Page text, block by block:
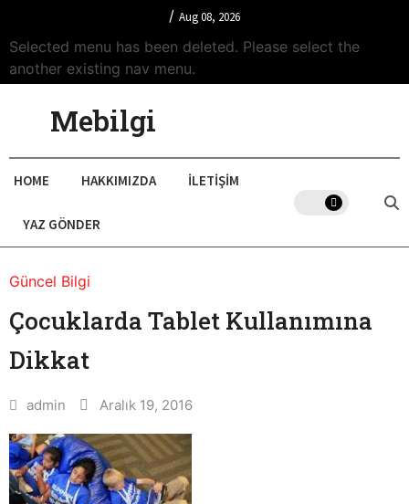
/ Aug 08, 2026
Selected menu has been deleted. Please select the
another existing nav menu.
Mebilgi
HOME HAKKIMIZDA İLETIŞIM
YAZ GÖNDER
Güncel Bilgi
Çocuklarda Tablet Kullanımına
Dikkat
admin Aralık 19, 2016